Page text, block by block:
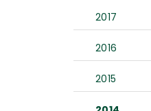
2017
2016
2015